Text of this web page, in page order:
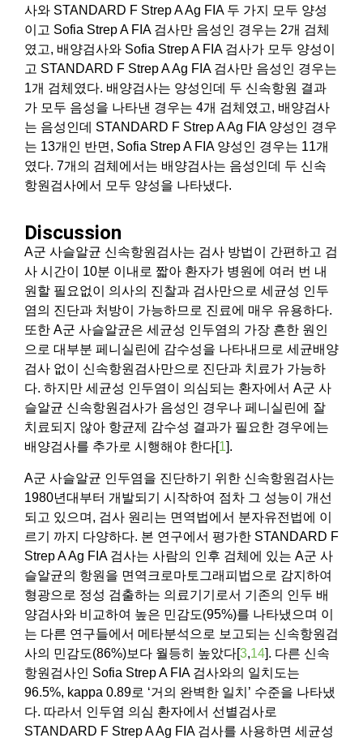
사와 STANDARD F Strep A Ag FIA 두 가지 모두 양성
이고 Sofia Strep A FIA 검사만 음성인 경우는 2개 검체
였고, 배양검사와 Sofia Strep A FIA 검사가 모두 양성이
고 STANDARD F Strep A Ag FIA 검사만 음성인 경우는
1개 검체였다. 배양검사는 양성인데 두 신속항원 결과
가 모두 음성을 나타낸 경우는 4개 검체였고, 배양검사
는 음성인데 STANDARD F Strep A Ag FIA 양성인 경우
는 13개인 반면, Sofia Strep A FIA 양성인 경우는 11개
였다. 7개의 검체에서는 배양검사는 음성인데 두 신속
항원검사에서 모두 양성을 나타냈다.
Discussion
A군 사슬알균 신속항원검사는 검사 방법이 간편하고 검
사 시간이 10분 이내로 짧아 환자가 병원에 여러 번 내
원할 필요없이 의사의 진찰과 검사만으로 세균성 인두
염의 진단과 처방이 가능하므로 진료에 매우 유용하다.
또한 A군 사슬알균은 세균성 인두염의 가장 흔한 원인
으로 대부분 페니실린에 감수성을 나타내므로 세균배양
검사 없이 신속항원검사만으로 진단과 치료가 가능하
다. 하지만 세균성 인두염이 의심되는 환자에서 A군 사
슬알균 신속항원검사가 음성인 경우나 페니실린에 잘
치료되지 않아 항균제 감수성 결과가 필요한 경우에는
배양검사를 추가로 시행해야 한다[1].
A군 사슬알균 인두염을 진단하기 위한 신속항원검사는
1980년대부터 개발되기 시작하여 점차 그 성능이 개선
되고 있으며, 검사 원리는 면역법에서 분자유전법에 이
르기 까지 다양하다. 본 연구에서 평가한 STANDARD F
Strep A Ag FIA 검사는 사람의 인후 검체에 있는 A군 사
슬알균의 항원을 면역크로마토그래피법으로 감지하여
형광으로 정성 검출하는 의료기기로서 기존의 인두 배
양검사와 비교하여 높은 민감도(95%)를 나타냈으며 이
는 다른 연구들에서 메타분석으로 보고되는 신속항원검
사의 민감도(86%)보다 월등히 높았다[3,14]. 다른 신속
항원검사인 Sofia Strep A FIA 검사와의 일치도는
96.5%, kappa 0.89로 ‘거의 완벽한 일치’ 수준을 나타냈
다. 따라서 인두염 의심 환자에서 선별검사로
STANDARD F Strep A Ag FIA 검사를 사용하면 세균성